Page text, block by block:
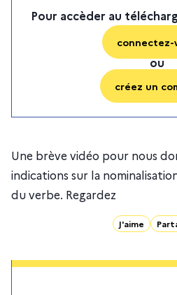
Pour accèder au
connectez-
ou
créez un
Une brève vidéo pour nous
indications sur la
du verbe. Regardez
J'aime